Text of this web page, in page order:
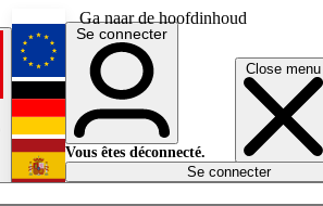
Ga naar de hoofdinhoud
Close menu
English
Deutsch
Español
Se connecter
Vous êtes déconnecté.
Se connecter